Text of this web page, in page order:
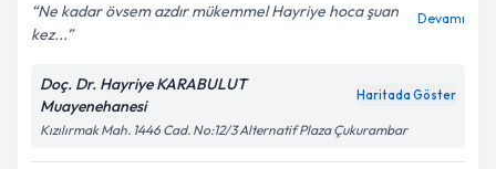
Ne kadar övsem azdır mükemmel Hayriye hoca şuan
kez...
Devamı
Doç. Dr. Hayriye KARABULUT
Muayenehanesi
Haritada Göster
Kızılırmak Mah. 1446 Cad. No:12/3 Alternatif Plaza Çukurambar